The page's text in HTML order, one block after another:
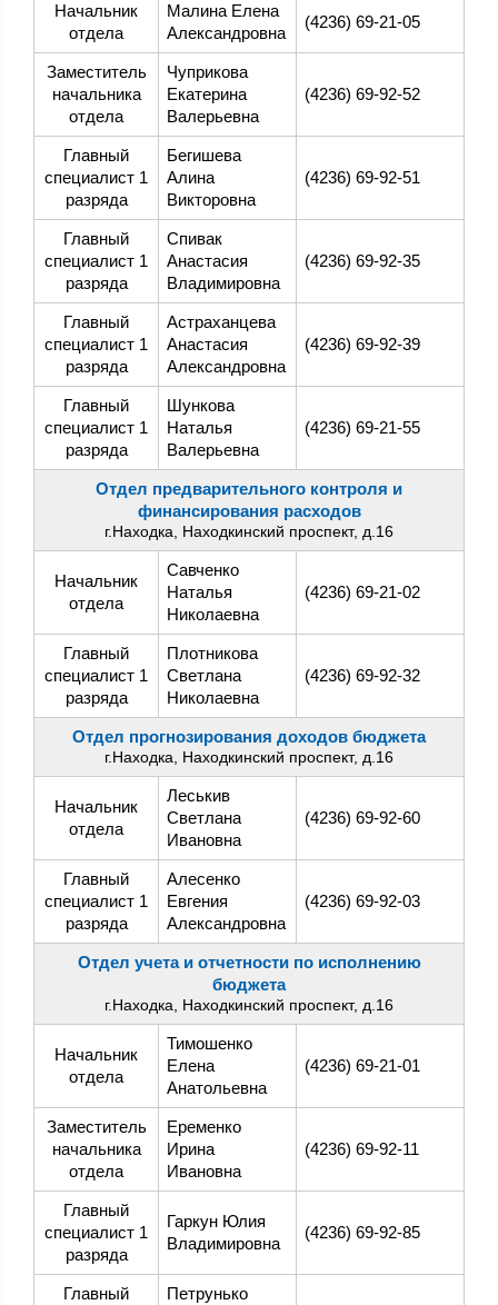
Начальник
отдела
Малина Елена
Александровна
(4236) 69-21-05
Заместитель
начальника
отдела
Чуприкова
Екатерина
Валерьевна
(4236) 69-92-52
Главный
специалист 1
разряда
Бегишева
Алина
Викторовна
(4236) 69-92-51
Главный
специалист 1
разряда
Спивак
Анастасия
Владимировна
(4236) 69-92-35
Главный
специалист 1
разряда
Астраханцева
Анастасия
Александровна
(4236) 69-92-39
Главный
специалист 1
разряда
Шункова
Наталья
Валерьевна
(4236) 69-21-55
Отдел предварительного контроля и
финансирования расходов
г.Находка, Находкинский проспект, д.16
Начальник
отдела
Савченко
Наталья
Николаевна
(4236) 69-21-02
Главный
специалист 1
разряда
Плотникова
Светлана
Николаевна
(4236) 69-92-32
Отдел прогнозирования доходов бюджета
г.Находка, Находкинский проспект, д.16
Начальник
отдела
Леськив
Светлана
Ивановна
(4236) 69-92-60
Главный
специалист 1
разряда
Алесенко
Евгения
Александровна
(4236) 69-92-03
Отдел учета и отчетности по исполнению
бюджета
г.Находка, Находкинский проспект, д.16
Начальник
отдела
Тимошенко
Елена
Анатольевна
(4236) 69-21-01
Заместитель
начальника
отдела
Еременко
Ирина
Ивановна
(4236) 69-92-11
Главный
специалист 1
разряда
Гаркун Юлия
Владимировна
(4236) 69-92-85
Главный Петрунько